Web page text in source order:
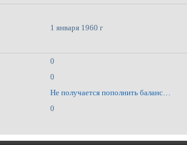
1 января 1960 г
0
0
Не получается пополнить баланс через сайт
0